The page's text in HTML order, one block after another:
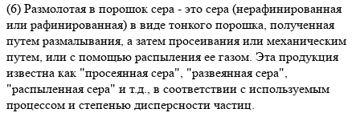
(6) Размолотая в порошок сера - это сера (нерафинированная
или рафинированная) в виде тонкого порошка, полученная
путем размалывания, а затем просеивания или механическим
путем, или с помощью распыления ее газом. Эта продукция
известна как "просеянная сера", "развеянная сера",
"распыленная сера" и т.д., в соответствии с используемым
процессом и степенью дисперсности частиц.